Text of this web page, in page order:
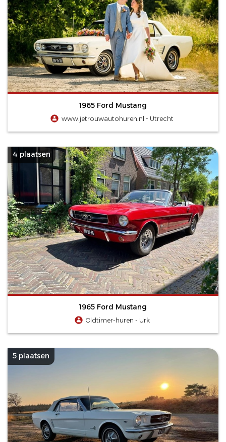
1965 Ford Mustang
www.jetrouwautohuren.nl - Utrecht
4 plaatsen
1965 Ford Mustang
Oldtimer-huren - Urk
5 plaatsen